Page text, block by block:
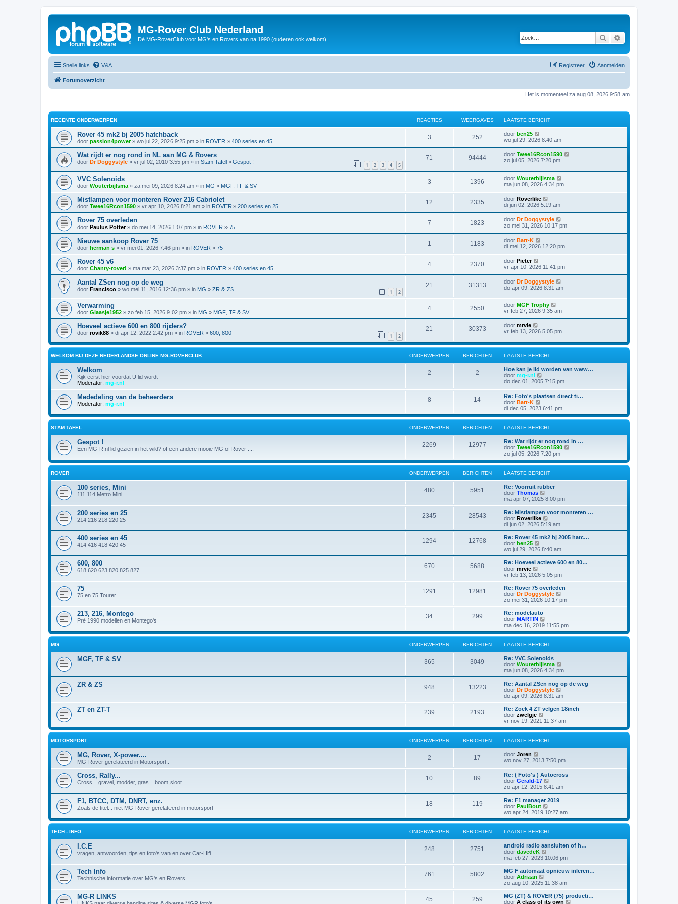
MG-Rover Club Nederland
Dé MG-RoverClub voor MG's en Rovers van na 1990 (ouderen ook welkom) Zoek
Snelle links V&A Aanmelden
Registreer
Forumoverzicht
Het is momenteel za aug 08, 2026 9:58 am
RECENTE ONDERWERPEN REACTIES WEERGAVES LAATSTE BERICHT
Rover 45 mk2 bj 2005 hatchback
door passion4power» wo jul 22, 2026 9:25 pm » in ROVER » 400 series en 45
3 252 door ben25
wo jul 29, 2026 8:40 am
Wat rijdt er nog rond in NL aan MG & Rovers
1 2 3 4 5
door Dr Doggystyle » vr jul 02, 2010 3:55 pm » in Stam Tafel » Gespot !
71 94444 door Twee16Rcon1590
zo jul 05, 2026 7:20 pm
VVC Solenoids
door Wouterbijlsma » za mei 09, 2026 8:24 am » in MG » MGF, TF & SV
3 1396 door Wouterbijlsma
ma jun 08, 2026 4:34 pm
Mistlampen voor monteren Rover 216 Cabriolet
door Twee16Rcon1590 » vr apr 10, 2026 8:21 am » in ROVER » 200 series en 25
12 2335 door Roverlike
di jun 02, 2026 5:19 am
Rover 75 overleden
door Paulus Potter» do mei 14, 2026 1:07 pm » in ROVER » 75
7 1823 door Dr Doggystyle
zo mei 31, 2026 10:17 pm
Nieuwe aankoop Rover 75
door herman s » vr mei 01, 2026 7:46 pm » in ROVER » 75
1 1183 door Bart-K
di mei 12, 2026 12:20 pm
Rover 45 v6
door Chanty-rover! » ma mar 23, 2026 3:37 pm » in ROVER » 400 series en 45
4 2370 door Pieter
vr apr 10, 2026 11:41 pm
Aantal ZSen nog op de weg
1 2
door Francisco » wo mei 11, 2016 12:36 pm » in MG » ZR & ZS
21 31313 door Dr Doggystyle
do apr 09, 2026 8:31 am
Verwarming
door Glaasje1952 » zo feb 15, 2026 9:02 pm » in MG » MGF, TF & SV
4 2550 door MGF Trophy
vr feb 27, 2026 9:35 am
Hoeveel actieve 600 en 800 rijders?
1 2
door rovik88 » di apr 12, 2022 2:42 pm » in ROVER » 600, 800
21 30373 door mrvie
vr feb 13, 2026 5:05 pm
WELKOM BIJ DEZE NEDERLANDSE ONLINE MG-ROVERCLUB ONDERWERPEN BERICHTEN LAATSTE BERICHT
Welkom
Kijk eerst hier voordat U lid wordt
Moderator: mg-r.nl
2 2
Hoe kan je lid worden van www…
door mg-r.nl
e
j
k
l
a
t
s
t
e
b
e
r
i
h
t
do dec 01, 2005 7:15 pm
Mededeling van de beheerders
Moderator: mg-r.nl
8 14
Re: Foto's plaatsen direct ti…
door Bart-K
e
k
i
j
a
a
t
s
e
b
e
r
i
c
h
t
di dec 05, 2023 6:41 pm
STAM TAFEL ONDERWERPEN BERICHTEN LAATSTE BERICHT
Gespot !
Een MG-R.nl lid gezien in het wild? of een andere mooie MG of Rover ....
2269 12977
Re: Wat rijdt er nog rond in …
door Twee16Rcon1590
k
i
s
t
e
r
h
t
zo jul 05, 2026 7:20 pm
ROVER ONDERWERPEN BERICHTEN LAATSTE BERICHT
100 series, Mini
111 114 Metro Mini
480 5951
Re: Voorruit rubber
door Thomas
e
k
j
k
a
a
s
e
e
r
i
c
h
t
ma apr 07, 2025 8:00 pm
200 series en 25
214 216 218 220 25
2345 28543
Re: Mistlampen voor monteren …
door Roverlike
e
k
i
k
a
t
s
e
b
e
r
h
t
di jun 02, 2026 5:19 am
400 series en 45
414 416 418 420 45
1294 12768
Re: Rover 45 mk2 bj 2005 hatc…
door ben25
e
k
i
k
a
t
s
e
b
e
r
c
h
t
wo jul 29, 2026 8:40 am
600, 800
618 620 623 820 825 827
670 5688
Re: Hoeveel actieve 600 en 80…
door mrvie
e
k
i
j
k
a
a
t
s
t
b
e
r
i
c
h
t
vr feb 13, 2026 5:05 pm
75
75 en 75 Tourer
1291 12981
Re: Rover 75 overleden
door Dr Doggystyle
e
k
k
l
a
s
b
e
r
c
h
t
zo mei 31, 2026 10:17 pm
213, 216, Montego
Pré 1990 modellen en Montego's
34 299
Re: modelauto
door MARTIN
e
k
i
j
a
a
t
s
t
e
b
e
r
c
h
t
ma dec 16, 2019 11:55 pm
MG ONDERWERPEN BERICHTEN LAATSTE BERICHT
MGF, TF & SV 365 3049
Re: VVC Solenoids
door Wouterbijlsma
e
k
i
k
a
a
s
t
e
i
c
h
t
ma jun 08, 2026 4:34 pm
ZR & ZS 948 13223
Re: Aantal ZSen nog op de weg
door Dr Doggystyle
e
k
i
k
a
s
e
b
e
i
c
do apr 09, 2026 8:31 am
ZT en ZT-T 239 2193
Re: Zoek 4 ZT velgen 18inch
door zwelgje
e
k
i
j
a
t
s
t
e
b
e
r
c
h
t
vr nov 19, 2021 11:37 am
MOTORSPORT ONDERWERPEN BERICHTEN LAATSTE BERICHT
MG, Rover, X-power....
MG-Rover gerelateerd in Motorsport..
2 17 door Joren
e
j
k
l
a
a
t
s
t
e
b
e
r
i
c
h
t
wo nov 27, 2013 7:50 pm
Cross, Rally...
Cross ...gravel, modder, gras....boom,sloot..
10 89
Re: ( Foto's ) Autocross
door Gerald-17
e
k
i
k
a
a
s
t
b
e
r
c
h
t
zo apr 12, 2015 8:41 am
F1, BTCC, DTM, DNRT, enz.
Zoals de titel... niet MG-Rover gerelateerd in motorsport
18 119
Re: F1 manager 2019
door PaulBout
e
k
i
j
a
t
s
t
b
e
r
i
wo apr 24, 2019 10:27 am
TECH - INFO ONDERWERPEN BERICHTEN LAATSTE BERICHT
I.C.E
vragen, antwoorden, tips en foto's van en over Car-Hifi
248 2751
android radio aansluiten of h…
door davedeK
e
k
i
k
a
a
ma feb 27, 2023 10:06 pm
Tech Info
Technische informatie over MG's en Rovers.
761 5802
MG F automaat opnieuw inleren…
door Adriaan
e
k
i
j
zo aug 10, 2025 11:38 am
MG-R LINKS 45 259
MG (ZT) & ROVER (75) producti…
door A class of its own